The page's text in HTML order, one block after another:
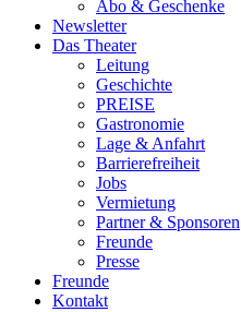
Abo & Geschenke
Newsletter
Das Theater
Leitung
Geschichte
PREISE
Gastronomie
Lage & Anfahrt
Barrierefreiheit
Jobs
Vermietung
Partner & Sponsoren
Freunde
Presse
Freunde
Kontakt